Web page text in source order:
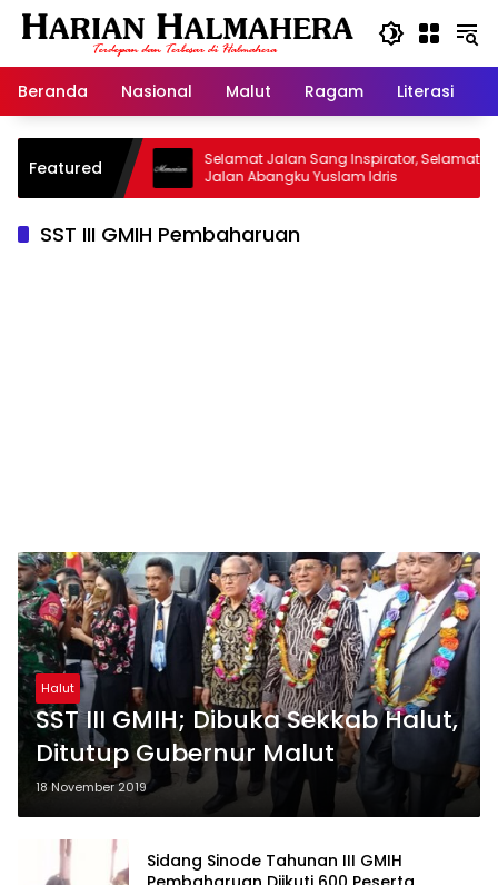
Langsung
Beranda
Nasional Malut Ragam Literasi
Featured
Warisan
Selamat Jalan Sang Inspirator, Selamat
Jalan Abangku Yuslam Idris
SST III GMIH Pembaharuan
Halut
SST III GMIH; Dibuka Sekkab Halut,
Ditutup Gubernur Malut
18 November 2019
Sidang Sinode Tahunan III GMIH